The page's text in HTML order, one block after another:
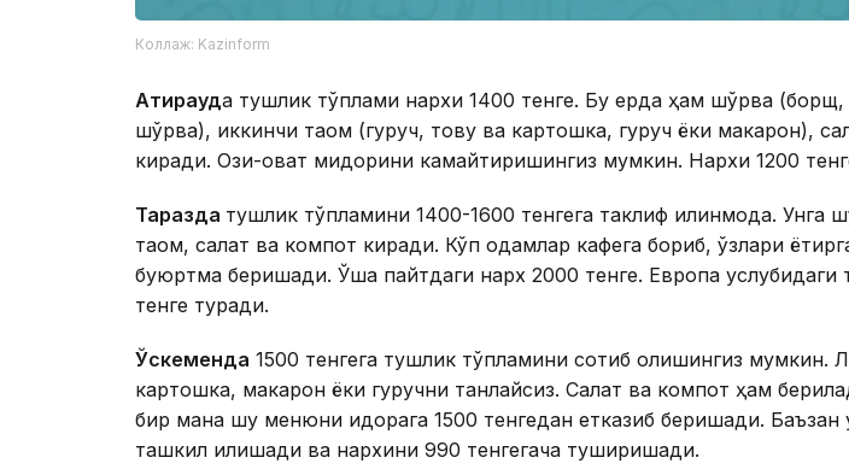
Коллаж: Kazinform
Атирауда тушлик тўплами нархи 1400 тенге. Бу ерда ҳам шўрва (борщ,
шўрва), иккинчи таом (гуруч, товуқ ва картошка, гуруч ёки макарон),
киради. Озиқ-овқат миқдорини камайтиришингиз мумкин. Нархи 1200
Таразда тушлик тўпламини 1400-1600 тенгега таклиф қилинмоқда. Унга
таом, салат ва компот киради. Кўп одамлар кафега бориб, ўзлари
буюртма беришади. Ўша пайтдаги нарх 2000 тенге. Европа услубидаги
тенге туради.
Ўскеменда 1500 тенгега тушлик тўпламини сотиб олишингиз мумкин.
картошка, макарон ёки гуручни танлайсиз. Салат ва компот ҳам
бир мана шу менюни идорага 1500 тенгедан етказиб беришади. Баъзан
ташкил қилишади ва нархини 990 тенгегача туширишади.